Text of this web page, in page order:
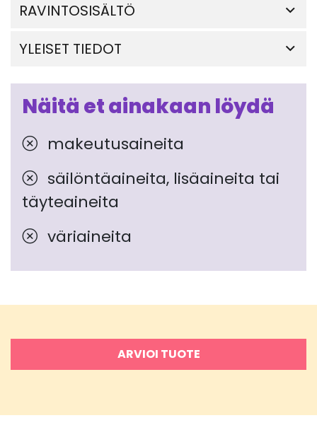
RAVINTOSISÄLTÖ
YLEISET TIEDOT
Näitä et ainakaan löydä
makeutusaineita
säilöntäaineita, lisäaineita tai
täyteaineita
väriaineita
ARVIOI TUOTE